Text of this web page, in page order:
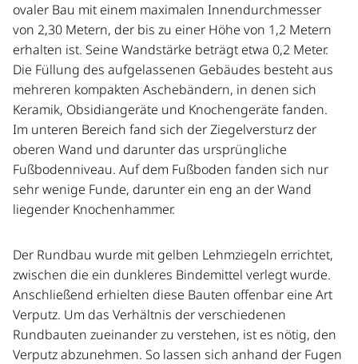
ovaler Bau mit einem maximalen Innendurchmesser
von 2,30 Metern, der bis zu einer Höhe von 1,2 Metern
erhalten ist. Seine Wandstärke beträgt etwa 0,2 Meter.
Die Füllung des aufgelassenen Gebäudes besteht aus
mehreren kompakten Aschebändern, in denen sich
Keramik, Obsidiangeräte und Knochengeräte fanden.
Im unteren Bereich fand sich der Ziegelversturz der
oberen Wand und darunter das ursprüngliche
Fußbodenniveau. Auf dem Fußboden fanden sich nur
sehr wenige Funde, darunter ein eng an der Wand
liegender Knochenhammer.
Der Rundbau wurde mit gelben Lehmziegeln errichtet,
zwischen die ein dunkleres Bindemittel verlegt wurde.
Anschließend erhielten diese Bauten offenbar eine Art
Verputz. Um das Verhältnis der verschiedenen
Rundbauten zueinander zu verstehen, ist es nötig, den
Verputz abzunehmen. So lassen sich anhand der Fugen